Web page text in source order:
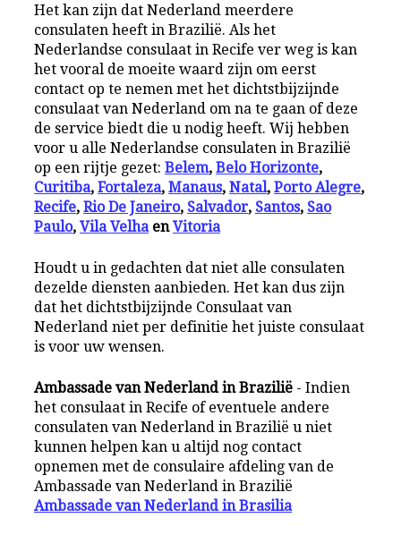
Het kan zijn dat Nederland meerdere
consulaten heeft in Brazilië. Als het
Nederlandse consulaat in Recife ver weg is kan
het vooral de moeite waard zijn om eerst
contact op te nemen met het dichtstbijzijnde
consulaat van Nederland om na te gaan of deze
de service biedt die u nodig heeft. Wij hebben
voor u alle Nederlandse consulaten in Brazilië
op een rijtje gezet:Belem,Belo Horizonte,
Curitiba,Fortaleza,Manaus,Natal,Porto Alegre,
Recife,Rio De Janeiro, Salvador, Santos, Sao
Paulo,Vila VelhaenVitoria
Houdt u in gedachten dat niet alle consulaten
dezelde diensten aanbieden. Het kan dus zijn
dat het dichtstbijzijnde Consulaat van
Nederland niet per definitie het juiste consulaat
is voor uw wensen.
Ambassade van Nederland in Brazilië - Indien
het consulaat in Recife of eventuele andere
consulaten van Nederland in Brazilië u niet
kunnen helpen kan u altijd nog contact
opnemen met de consulaire afdeling van de
Ambassade van Nederland in Brazilië
Ambassade van Nederland in Brasilia